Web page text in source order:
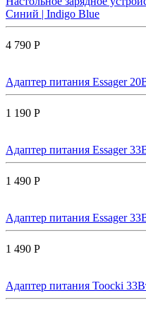
Синий | Indigo Blue
4 790 Р
Адаптер питания Essager
1 190 Р
Адаптер питания Essager
1 490 Р
Адаптер питания Essager
1 490 Р
Адаптер питания Toocki